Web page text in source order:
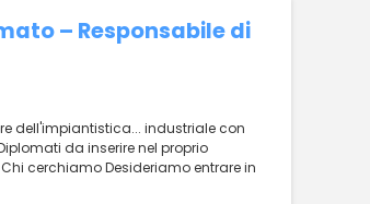
– Responsabile di
dell'impiantistica... industriale con
da inserire nel proprio
cerchiamo Desideriamo entrare in